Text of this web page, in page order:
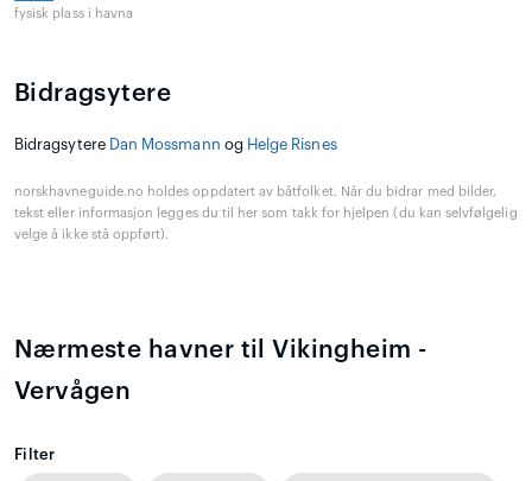
fysisk plass i havna
Bidragsytere
Bidragsytere Dan Mossmann og Helge Risnes
norskhavneguide.no holdes oppdatert av båtfolket. Når du bidrar med bilder,
tekst eller informasjon legges du til her som takk for hjelpen (du kan selvfølgelig
velge å ikke stå oppført).
Nærmeste havner til Vikingheim -
Vervågen
Filter